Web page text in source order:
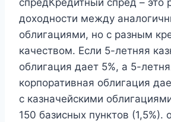
спредКредитный спред – это
доходности между
облигациями, но с разным
качеством. Если 5-летняя
облигация дает 5%, а 5-
корпоративная облигация
с казначейскими
150 базисных пунктов